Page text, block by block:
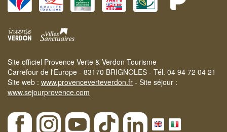
Site officiel Provence Verte & Verdon Tourisme
Carrefour de l'Europe - 83170 BRIGNOLES - Tél. 04 94 72 04 21
Site web : www.provenceverteverdon.fr - Site séjour :
www.sejourprovence.com